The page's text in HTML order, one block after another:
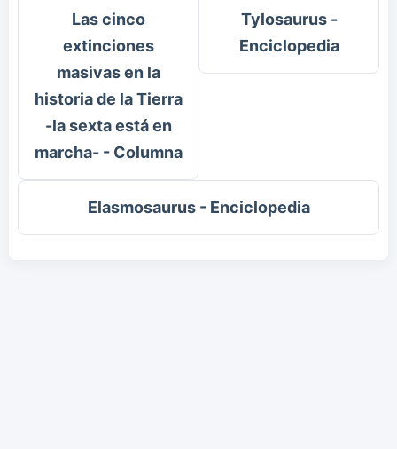
Las cinco
extinciones
masivas en la
historia de la Tierra
-la sexta está en
marcha- - Columna
Tylosaurus -
Enciclopedia
Elasmosaurus - Enciclopedia